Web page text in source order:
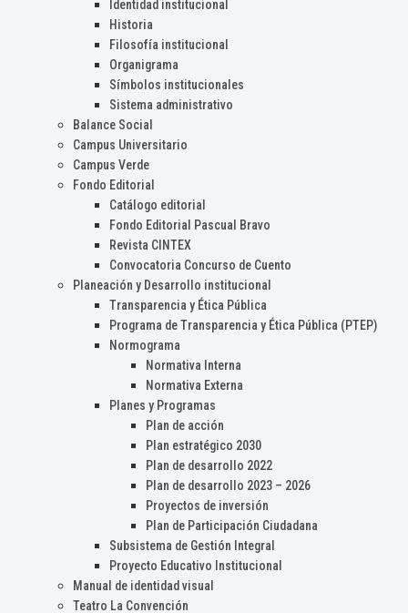
Identidad institucional
Historia
Filosofía institucional
Organigrama
Símbolos institucionales
Sistema administrativo
Balance Social
Campus Universitario
Campus Verde
Fondo Editorial
Catálogo editorial
Fondo Editorial Pascual Bravo
Revista CINTEX
Convocatoria Concurso de Cuento
Planeación y Desarrollo institucional
Transparencia y Ética Pública
Programa de Transparencia y Ética Pública (PTEP)
Normograma
Normativa Interna
Normativa Externa
Planes y Programas
Plan de acción
Plan estratégico 2030
Plan de desarrollo 2022
Plan de desarrollo 2023 – 2026
Proyectos de inversión
Plan de Participación Ciudadana
Subsistema de Gestión Integral
Proyecto Educativo Institucional
Manual de identidad visual
Teatro La Convención